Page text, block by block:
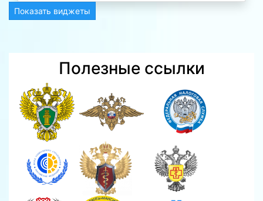
Показать виджеты
Полезные ссылки